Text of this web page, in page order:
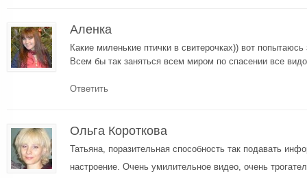
Аленка
Какие миленькие птички в свитерочках)) вот
Всем бы так заняться всем миром по спасении все
Ответить
Ольга Короткова
Татьяна, поразительная способность так подавать
настроение. Очень умилительное видео, очень